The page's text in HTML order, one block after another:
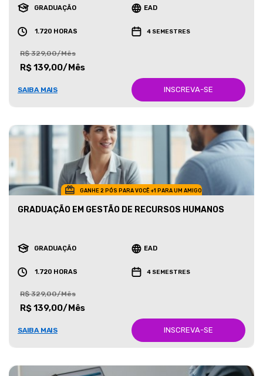
GRADUAÇÃO EAD
1.720 HORAS 4 SEMESTRES
R$ 329,00/Mês
R$ 139,00/Mês
SAIBA MAIS INSCREVA-SE
GANHE 2 PÓS PARA VOCÊ +1 PARA UM AMIGO
GRADUAÇÃO EM GESTÃO DE RECURSOS HUMANOS
GRADUAÇÃO EAD
1.720 HORAS 4 SEMESTRES
R$ 329,00/Mês
R$ 139,00/Mês
SAIBA MAIS INSCREVA-SE